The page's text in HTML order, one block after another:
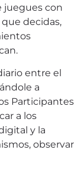
juegues con
decidas,
entre el
a
Participantes
a los
y la
observar